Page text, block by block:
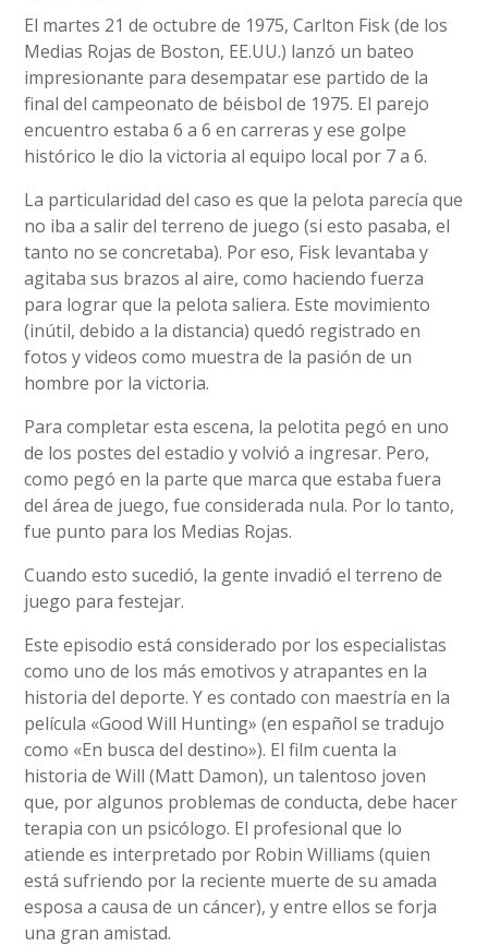
El martes 21 de octubre de 1975, Carlton Fisk (de los
Medias Rojas de Boston, EE.UU.) lanzó un bateo
impresionante para desempatar ese partido de la
final del campeonato de béisbol de 1975. El parejo
encuentro estaba 6 a 6 en carreras y ese golpe
histórico le dio la victoria al equipo local por 7 a 6.
La particularidad del caso es que la pelota parecía que
no iba a salir del terreno de juego (si esto pasaba, el
tanto no se concretaba). Por eso, Fisk levantaba y
agitaba sus brazos al aire, como haciendo fuerza
para lograr que la pelota saliera. Este movimiento
(inútil, debido a la distancia) quedó registrado en
fotos y videos como muestra de la pasión de un
hombre por la victoria.
Para completar esta escena, la pelotita pegó en uno
de los postes del estadio y volvió a ingresar. Pero,
como pegó en la parte que marca que estaba fuera
del área de juego, fue considerada nula. Por lo tanto,
fue punto para los Medias Rojas.
Cuando esto sucedió, la gente invadió el terreno de
juego para festejar.
Este episodio está considerado por los especialistas
como uno de los más emotivos y atrapantes en la
historia del deporte. Y es contado con maestría en la
película «Good Will Hunting» (en español se tradujo
como «En busca del destino»). El film cuenta la
historia de Will (Matt Damon), un talentoso joven
que, por algunos problemas de conducta, debe hacer
terapia con un psicólogo. El profesional que lo
atiende es interpretado por Robin Williams (quien
está sufriendo por la reciente muerte de su amada
esposa a causa de un cáncer), y entre ellos se forja
una gran amistad.